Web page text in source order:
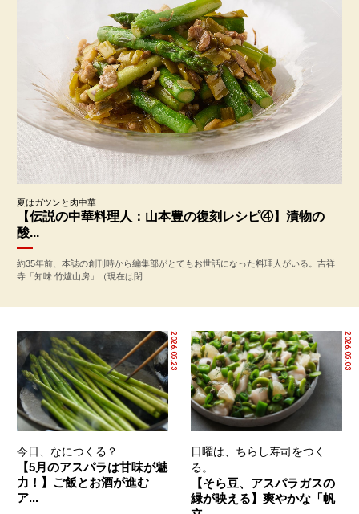
夏はガツンと肉中華
【伝説の中華料理人：山本豊の復刻レシピ④】漬物の
酸...
約35年前、本誌の創刊時から編集部がとてもお世話になった料理人がいる。吉祥
寺「知味 竹爐山房」（現在は閉...
2026.05.23
今日、なにつくる？
【5月のアスパラは甘味が魅
力！】ご飯とお酒が進む
ア...
2026.05.03
日曜は、ちらし寿司をつく
る。
【そら豆、アスパラガスの
緑が映える】爽やかな「帆